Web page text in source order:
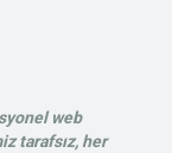
web
tarafsız, her